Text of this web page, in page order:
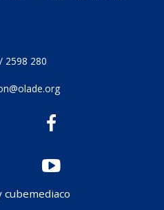
2598 280
cubemediaco